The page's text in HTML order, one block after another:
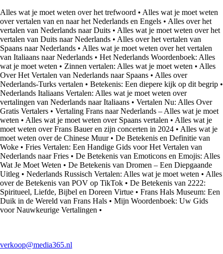
Alles wat je moet weten over het trefwoord • Alles wat je moet weten
over vertalen van en naar het Nederlands en Engels • Alles over het
vertalen van Nederlands naar Duits • Alles wat je moet weten over het
vertalen van Duits naar Nederlands • Alles over het vertalen van
Spaans naar Nederlands • Alles wat je moet weten over het vertalen
van Italiaans naar Nederlands • Het Nederlands Woordenboek: Alles
wat je moet weten • Zinnen vertalen: Alles wat je moet weten • Alles
Over Het Vertalen van Nederlands naar Spaans • Alles over
Nederlands-Turks vertalen • Betekenis: Een diepere kijk op dit begrip •
Nederlands Italiaans Vertalen: Alles wat je moet weten over
vertalingen van Nederlands naar Italiaans • Vertalen Nu: Alles Over
Gratis Vertalers • Vertaling Frans naar Nederlands – Alles wat je moet
weten • Alles wat je moet weten over Spaans vertalen • Alles wat je
moet weten over Frans Bauer en zijn concerten in 2024 • Alles wat je
moet weten over de Chinese Muur• De Betekenis en Definitie van
Woke • Fries Vertalen: Een Handige Gids voor Het Vertalen van
Nederlands naar Fries • De Betekenis van Emoticons en Emojis: Alles
Wat Je Moet Weten • De Betekenis van Dromen – Een Diepgaande
Uitleg • Nederlands Russisch Vertalen: Alles wat je moet weten • Alles
over de Betekenis van POV op TikTok • De Betekenis van 2222:
Spiritueel, Liefde, Bijbel en Doreen Virtue • Frans Hals Museum: Een
Duik in de Wereld van Frans Hals • Mijn Woordenboek: Uw Gids
voor Nauwkeurige Vertalingen •
verkoop@media365.nl